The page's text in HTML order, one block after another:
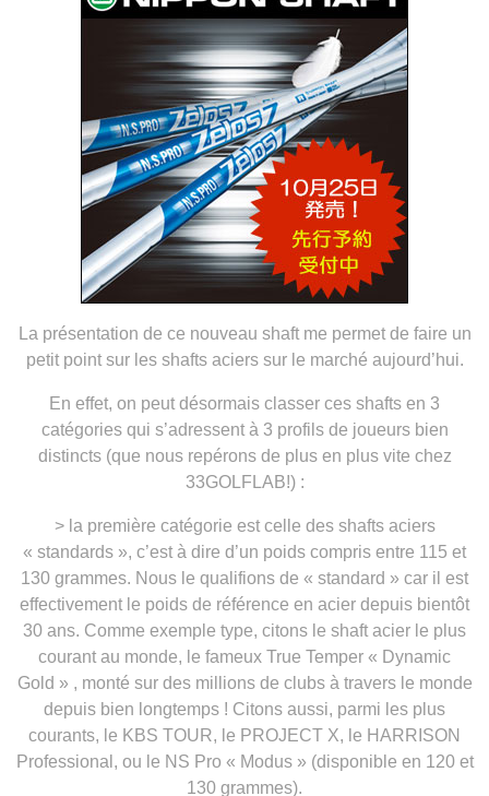
La présentation de ce nouveau shaft me permet de faire un
petit point sur les shafts aciers sur le marché aujourd’hui.
En effet, on peut désormais classer ces shafts en 3
catégories qui s’adressent à 3 profils de joueurs bien
distincts (que nous repérons de plus en plus vite chez
33GOLFLAB!) :
> la première catégorie est celle des shafts aciers
« standards », c’est à dire d’un poids compris entre 115 et
130 grammes. Nous le qualifions de « standard » car il est
effectivement le poids de référence en acier depuis bientôt
30 ans. Comme exemple type, citons le shaft acier le plus
courant au monde, le fameux True Temper « Dynamic
Gold » , monté sur des millions de clubs à travers le monde
depuis bien longtemps ! Citons aussi, parmi les plus
courants, le KBS TOUR, le PROJECT X, le HARRISON
Professional, ou le NS Pro « Modus » (disponible en 120 et
130 grammes).